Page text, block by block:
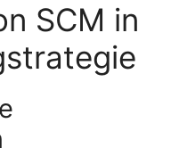
SCM in